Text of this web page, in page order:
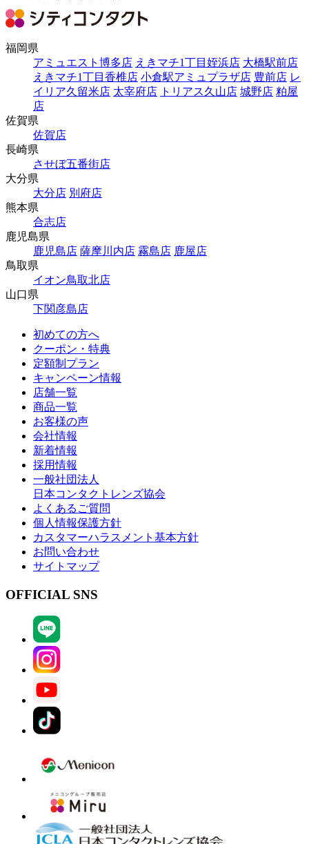
福岡県
アミュエスト博多店 えきマチ1丁目姪浜店 大橋駅前店
えきマチ1丁目香椎店 小倉駅アミュプラザ店 豊前店 レ
イリア久留米店 太宰府店 トリアス久山店 城野店 粕屋
店
佐賀県
佐賀店
長崎県
させぼ五番街店
大分県
大分店 別府店
熊本県
合志店
鹿児島県
鹿児島店 薩摩川内店 霧島店 鹿屋店
鳥取県
イオン鳥取北店
山口県
下関彦島店
初めての方へ
クーポン・特典
定額制プラン
キャンペーン情報
店舗一覧
商品一覧
お客様の声
会社情報
新着情報
採用情報
一般社団法人
日本コンタクトレンズ協会
よくあるご質問
個人情報保護方針
カスタマーハラスメント基本方針
お問い合わせ
サイトマップ
OFFICIAL SNS